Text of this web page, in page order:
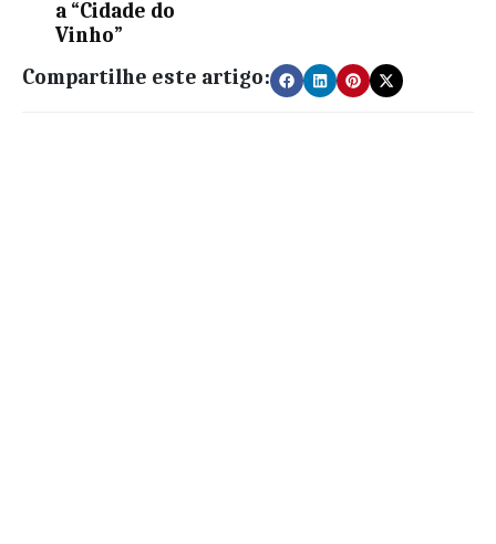
a “Cidade do
Vinho”
Compartilhe este artigo: